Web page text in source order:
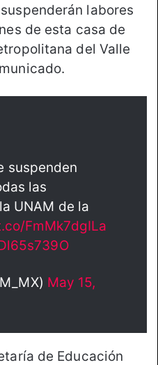
labores
de esta casa de
del Valle
suspenden
las
UNAM de la
FmMk7dgILa
May 15,
de Educación